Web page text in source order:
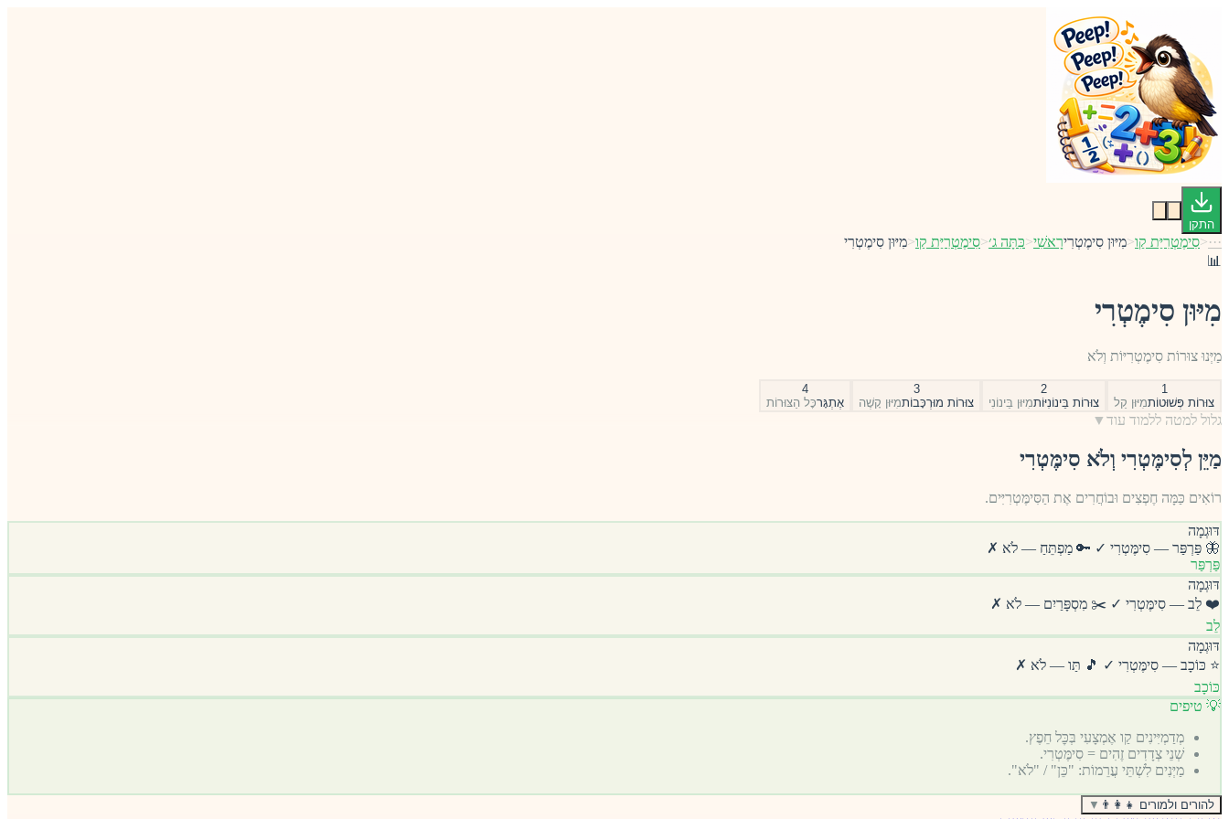
התקן
···
<סִימֶטְרִיַּת קַו<מִיּוּן סִימֶטְרִירָאשִׁי<כִּתָּה ג׳<סִימֶטְרִיַּת קַו<מִיּוּן סִימֶטְרִי
📊
מִיּוּן סִימֶטְרִי
מַיְּנוּ צוּרוֹת סִימֶטְרִיּוֹת וְלֹא
1
צוּרוֹת פְּשׁוּטוֹתמִיּוּן קַל
2
צוּרוֹת בֵּינוֹנִיּוֹתמִיּוּן בֵּינוֹנִי
3
צוּרוֹת מוּרְכָּבוֹתמִיּוּן קָשֶׁה
4
אֶתְגָּרכׇּל הַצּוּרוֹת
גלול למטה ללמוד עוד ▼
מַיֵּן לְסִימֶּטְרִי וְלֹא סִימֶּטְרִי
רוֹאִים כַּמָּה חֶפְצִים וּבוֹחֲרִים אֶת הַסִּימֶּטְרִיִּים.
דּוּגְמָה
🦋 פַּרְפַּר — סִימֶּטְרִי ✓ 🔑 מַפְתֵּחַ — לֹא ✗
פַּרְפַּר
דּוּגְמָה
❤️ לֵב — סִימֶּטְרִי ✓ ✂️ מִסְפָּרַיִם — לֹא ✗
לֵב
דּוּגְמָה
⭐ כּוֹכָב — סִימֶּטְרִי ✓ 🎵 תַּו — לֹא ✗
כּוֹכָב
💡 טיפים
מְדַמְיִּינִים קַו אֶמְצָעִי בְּכׇּל חֵפֶץ.
שְׁנֵי צְדָדִים זֶהִים = סִימֶּטְרִי.
מַיְּנִים לִשְׁתֵּי עֲרֵמוֹת: "כֵּן" / "לֹא".
להורים ולמורים 👨‍👩‍👧 ▼